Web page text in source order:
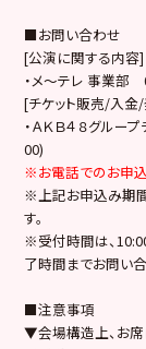
■お問い合わせ
[公演に関する内容]
・メ～テレ 事業
[チケット販売/入
・ＡＫＢ４８グルー
00)
※お電話でのお申
※ 上記お申込み期
す。
※受付時間は、
了時間までお問い
■注意事項
▼会場構造上、お席